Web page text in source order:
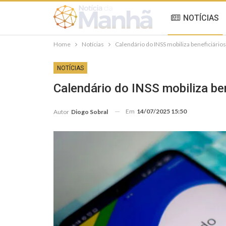
NOTÍCIAS
Home Notícias Calendário do INSS mobiliza
NOTÍCIAS
Calendário do INSS mobiliza
Autor Diogo Sobral Em 14/07/2025 15:50